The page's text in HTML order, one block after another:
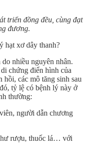
triển đồng đều, cùng đạt
đương.
hạt xơ dây thanh?
nhiều nguyên nhân.
chứng điển hình của
hồi, các mô tăng sinh sau
tỷ lệ có bệnh lý này ở
thường:
người dẫn chương
rượu, thuốc lá… với